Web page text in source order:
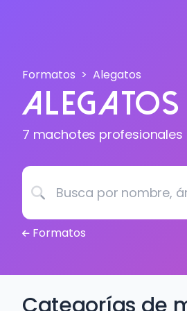
Formatos Alegatos
Alegatos
7 machotes profesionales
Busca por nombre, área
Formatos